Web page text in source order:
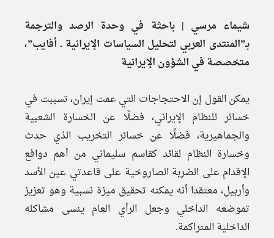
شيماء مرسي | باحثة في وحدة الرصد والترجمة
بـ”المنتدى العربي لتحليل السياسات الإيرانية ـ أفايب”،
متخصصة في الشؤون الإيرانية
يمكن القول إن الاحتجاجات التي عمت إيران، تسببت في
خسائر للنظام الإيراني، فضلًا عن الخسارة الشعبية
والجماهيرية، فضلًا عن خسائر التخريب الذي حدث
وخسارة النظام لقائد كقاسم سليماني من أهم دوافع
الإقدام على الضربة الصاروخية على قاعدتي عين الأسد
وأربيل، معتقدا أنه يمكنه تحقيق ميزة نسبية وهو تعزيز
تموضعه الداخلي وجعل الرأي العام ينسى مشاكله
الداخلية المتراكمة.